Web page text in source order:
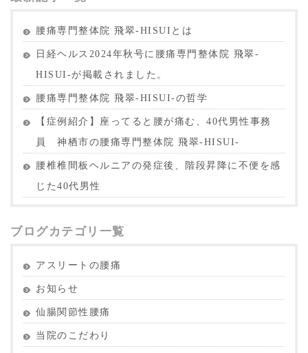
腰痛専門整体院 飛翠-HISUIとは
日経ヘルス2024年秋号に腰痛専門整体院 飛翠-
HISUI-が掲載されました。
腰痛専門整体院 飛翠-HISUI-の哲学
【症例紹介】座ってると腰が痛む、40代男性事務
員 神栖市の腰痛専門整体院 飛翠-HISUI-
腰椎椎間板ヘルニアの発症後、階段昇降に不便を感
じた40代男性
ブログカテゴリ一覧
アスリートの腰痛
お知らせ
仙腸関節性腰痛
当院のこだわり